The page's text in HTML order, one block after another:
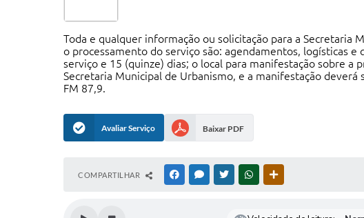
Toda e qualquer informação ou solicitação para a Secretaria
o processamento do serviço são: agendamentos, logísticas
serviço e 15 (quinze) dias; o local para manifestação sobre a
Secretaria Municipal de Urbanismo, e a manifestação
FM 87,9.
Avaliar Serviço Baixar PDF
COMPARTILHAR FACEBOOKMESSENGER
TWITTERWHATSAPP